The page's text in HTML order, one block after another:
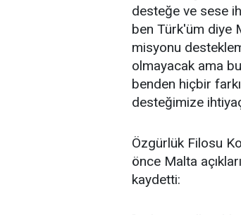
desteğe ve sese
ben Türk'üm diye
misyonu
olmayacak ama bu
benden hiçbir
desteğimize
Özgürlük Filosu
önce Malta
kaydetti: